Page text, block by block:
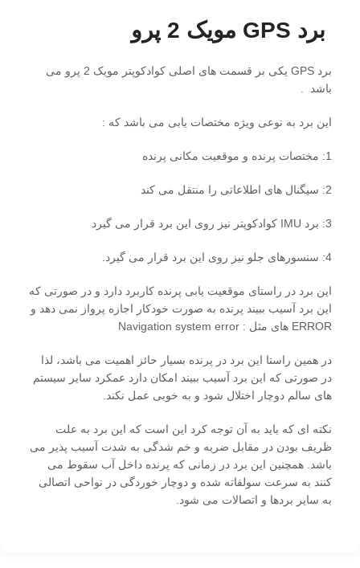
برد GPS مویک 2 پرو
برد GPS یکی بر قسمت های اصلی کوادکوپتر مویک 2 پرو می
باشد .
این برد به نوعی ویژه مختصات یابی می باشد که :
1: مختصات پرنده و موقعیت مکانی پرنده
2: سیگنال های اطلاعاتی را منتقل می کند
3: برد IMU کوادکوپتر نیز روی این برد قرار می گیرد
4: سنسورهای جلو نیز روی این برد قرار می گیرد.
این برد در راستای موقعیت یابی پرنده کاربرد دارد و در صورتی که
این برد آسیب ببیند پرنده به صورت خودکار اجازه پرواز نمی دهد و
ERROR های مثل : Navigation system error
در همین راستا این برد در پرنده بسیار حائز اهمیت می باشد، لذا
در صورتی که این برد آسیب ببیند امکان دارد عمکرد سایر سیستم
های سالم دوچار اختلال شود و به خوبی عمل نکند.
نکته ای که باید به آن توجه کرد این است که این برد به علت
ظریف بودن در مقابل ضربه و خم شدگی به شدت آسیب پذیر می
باشد. همچنین این برد در زمانی که پرنده داخل آب سقوط می
کنند به سرعت سولفاته شده و دوچار خوردگی در نواحی اتصالی
به سایر بردها و اتصالات می شود.